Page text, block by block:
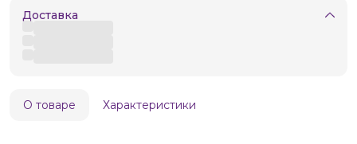
Доставка
О товаре Характеристики